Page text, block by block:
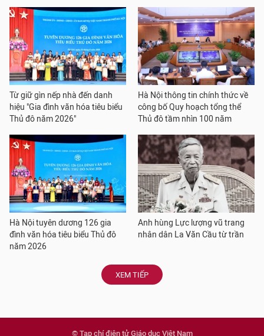
Từ giữ gìn nếp nhà đến danh
hiệu "Gia đình văn hóa tiêu biểu
Thủ đô năm 2026"
Hà Nội thông tin chính thức về
công bố Quy hoạch tổng thể
Thủ đô tầm nhìn 100 năm
Hà Nội tuyên dương 126 gia
đình văn hóa tiêu biểu Thủ đô
năm 2026
Anh hùng Lực lượng vũ trang
nhân dân La Văn Cầu từ trần
XEM TIẾP
© Tạp chí điện tử Giáo dục Việt Nam